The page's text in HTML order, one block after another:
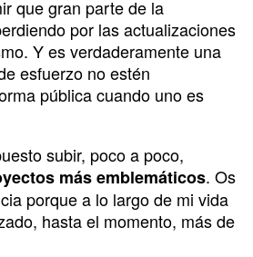
que gran parte de la
por las actualizaciones
Y es verdaderamente una
esfuerzo no estén
pública cuando uno es
subir, poco a poco,
más emblemáticos. Os
porque a lo largo de mi vida
hasta el momento, más de